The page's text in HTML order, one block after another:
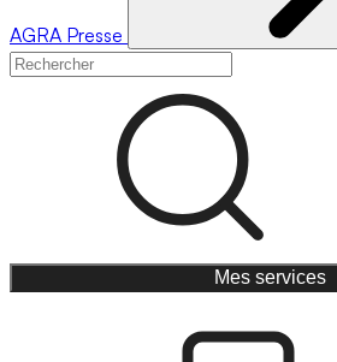
AGRA Presse
Mes services